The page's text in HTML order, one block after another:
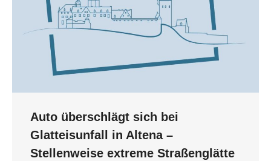
Auto überschlägt sich bei
Glatteisunfall in Altena –
Stellenweise extreme Straßenglätte